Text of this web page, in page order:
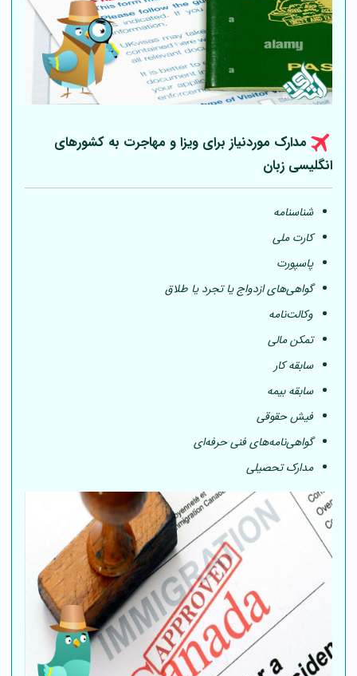
مدارک موردنیاز برای ویزا و مهاجرت به کشورهای
انگلیسی زبان
شناسنامه
کارت ملی
پاسپورت
گواهی‌های ازدواج یا تجرد یا طلاق
وکالت‌نامه
تمکن مالی
سابقه کار
سابقه بیمه
فیش حقوقی
گواهی‌نامه‌های فنی حرفه‌ای
مدارک تحصیلی